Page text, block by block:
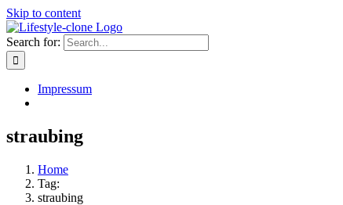
Skip to content
Search for:
Impressum
straubing
Home
Tag:
straubing